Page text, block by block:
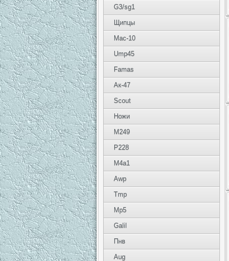
G3/sg1
Щипцы
Mac-10
Ump45
Famas
Ак-47
Scout
Ножи
M249
P228
M4a1
Awp
Tmp
Mp5
Galil
Пнв
Aug